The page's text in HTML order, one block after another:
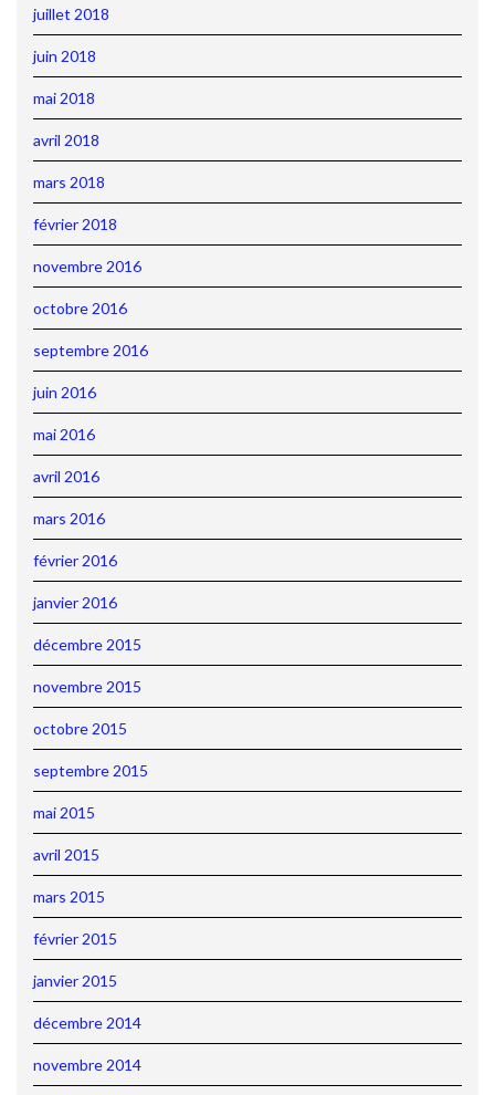
juillet 2018
juin 2018
mai 2018
avril 2018
mars 2018
février 2018
novembre 2016
octobre 2016
septembre 2016
juin 2016
mai 2016
avril 2016
mars 2016
février 2016
janvier 2016
décembre 2015
novembre 2015
octobre 2015
septembre 2015
mai 2015
avril 2015
mars 2015
février 2015
janvier 2015
décembre 2014
novembre 2014